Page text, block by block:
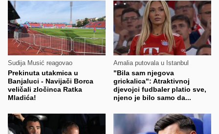
Sudija Musić reagovao
Prekinuta utakmica u
Banjaluci - Navijači Borca
veličali zločinca Ratka
Mladića!
Amalia putovala u Istanbul
"Bila sam njegova
grickalica": Atraktivnoj
djevojci fudbaler platio sve,
njeno je bilo samo da...